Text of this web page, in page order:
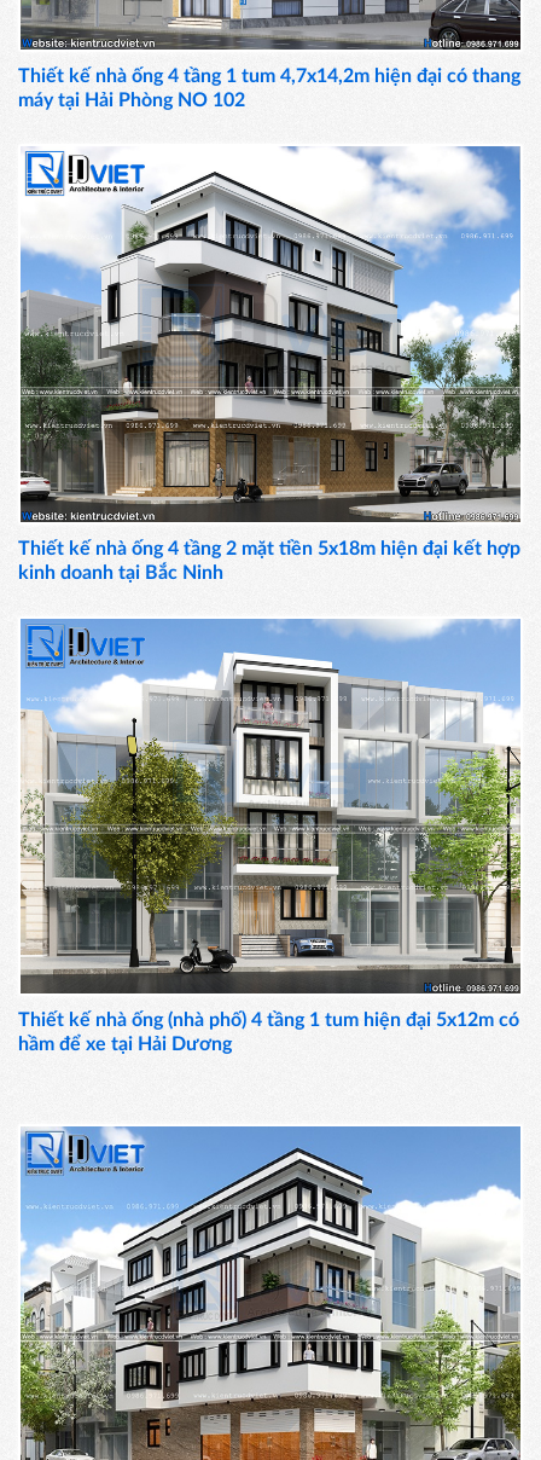
Thiết kế nhà ống 4 tầng 1 tum 4,7x14,2m hiện đại có thang
máy tại Hải Phòng NO 102
Thiết kế nhà ống 4 tầng 2 mặt tiền 5x18m hiện đại kết hợp
kinh doanh tại Bắc Ninh
Thiết kế nhà ống (nhà phố) 4 tầng 1 tum hiện đại 5x12m có
hầm để xe tại Hải Dương